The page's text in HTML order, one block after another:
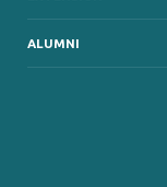
ALUMNI